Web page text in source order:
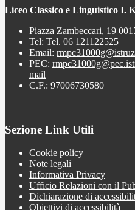
Liceo Classico e Linguistico I.
Piazza Zambeccari, 19
Tel: Tel. 06 121122525
Email:
PEC:
mail
C.F.: 97006730580
Sezione Link Utili
Cookie policy
Note legali
Informativa Privacy
Ufficio Relazioni con il
Dichiarazione di
Obiettivi di accessibilità